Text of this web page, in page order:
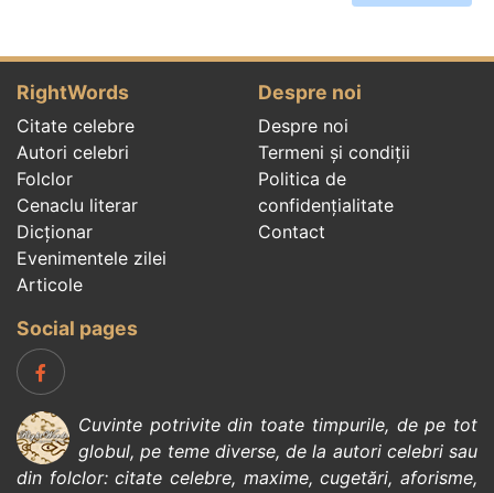
RightWords
Citate celebre
Autori celebri
Folclor
Cenaclu literar
Dicționar
Evenimentele zilei
Articole
Despre noi
Despre noi
Termeni și condiții
Politica de
confidenţialitate
Contact
Social pages
Cuvinte potrivite din toate timpurile, de pe tot
globul, pe teme diverse, de la autori celebrisau
din folclor:citate celebre, maxime,cugetări,aforisme,